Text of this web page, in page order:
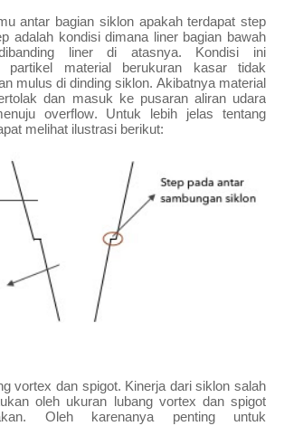
antar bagian siklon apakah terdapat step
adalah kondisi dimana liner bagian bawah
liner di atasnya. Kondisi ini
partikel material berukuran kasar tidak
mulus di dinding siklon. Akibatnya material
dan masuk ke pusaran aliran udara
overflow. Untuk lebih jelas tentang
melihat ilustrasi berikut:
vortex dan spigot. Kinerja dari siklon salah
oleh ukuran lubang vortex dan spigot
Oleh karenanya penting untuk